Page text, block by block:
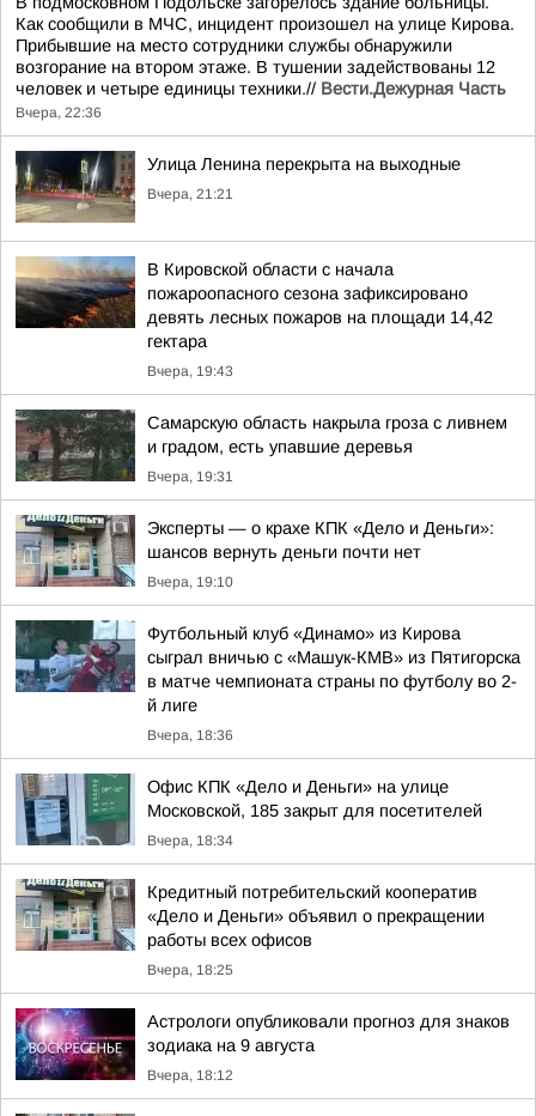
Как сообщили в МЧС, инцидент произошел на улице Кирова.
Прибывшие на место сотрудники службы обнаружили
возгорание на втором этаже. В тушении задействованы 12
человек и четыре единицы техники.// Вести.Дежурная Часть
Вчера, 22:36
Улица Ленина перекрыта на выходные
Вчера, 21:21
В Кировской области с начала
пожароопасного сезона зафиксировано
девять лесных пожаров на площади 14,42
гектара
Вчера, 19:43
Самарскую область накрыла гроза с ливнем
и градом, есть упавшие деревья
Вчера, 19:31
Эксперты — о крахе КПК «Дело и Деньги»:
шансов вернуть деньги почти нет
Вчера, 19:10
Футбольный клуб «Динамо» из Кирова
сыграл вничью с «Машук-КМВ» из Пятигорска
в матче чемпионата страны по футболу во 2-
й лиге
Вчера, 18:36
Офис КПК «Дело и Деньги» на улице
Московской, 185 закрыт для посетителей
Вчера, 18:34
Кредитный потребительский кооператив
«Дело и Деньги» объявил о прекращении
работы всех офисов
Вчера, 18:25
Астрологи опубликовали прогноз для знаков
зодиака на 9 августа
Вчера, 18:12